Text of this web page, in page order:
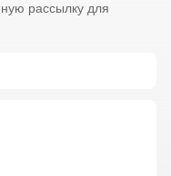
рассылку для